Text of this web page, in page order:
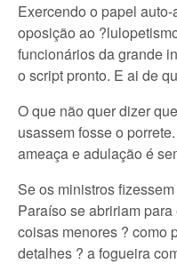
Exercendo o papel
oposição ao
funcionários da grande
o script pronto. E ai de
O que não quer dizer
usassem fosse o
ameaça e adulação é
Se os ministros
Paraíso se abririam
coisas menores ? como
detalhes ? a fogueira